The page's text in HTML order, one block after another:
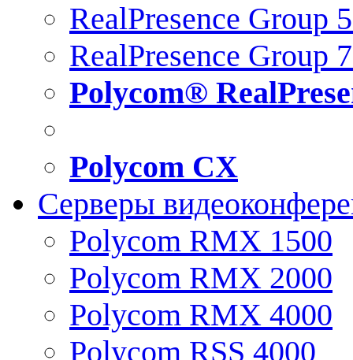
RealPresence Group
RealPresence Group
Polycom®
Polycom CX
Серверы
Polycom RMX 1500
Polycom RMX 2000
Polycom RMX 4000
Polycom RSS 4000